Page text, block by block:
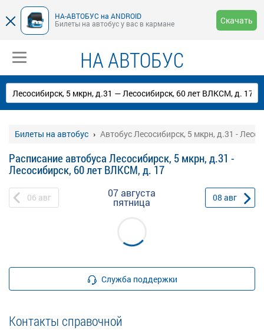
НА-АВТОБУС на ANDROID
Билеты на автобус у вас в кармане
Скачать
НА АВТОБУС
Билеты на автобус Автобус Лесосибирск, 5 мкрн, д.31 -
Расписание автобуса Лесосибирск, 5 мкрн, д.31 -
Лесосибирск, 60 лет ВЛКСМ, д. 17
06 авг 07 августа
пятница 08 авг
Служба поддержки
Контакты справочной